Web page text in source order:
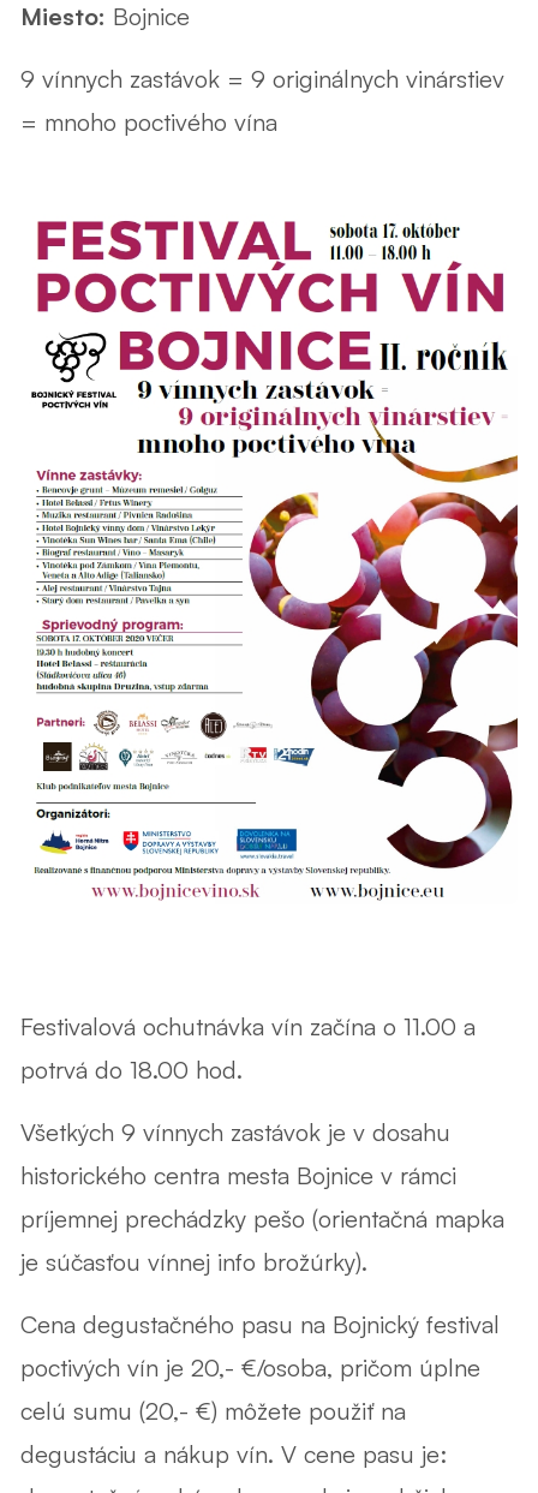
Miesto: Bojnice
9 vínnych zastávok = 9 originálnych vinárstiev
= mnoho poctivého vína
Festivalová ochutnávka vín začína o 11.00 a
potrvá do 18.00 hod.
Všetkých 9 vínnych zastávok je v dosahu
historického centra mesta Bojnice v rámci
príjemnej prechádzky pešo (orientačná mapka
je súčasťou vínnej info brožúrky).
Cena degustačného pasu na Bojnický festival
poctivých vín je 20,- €/osoba, pričom úplne
celú sumu (20,- €) môžete použiť na
degustáciu a nákup vín. V cene pasu je: